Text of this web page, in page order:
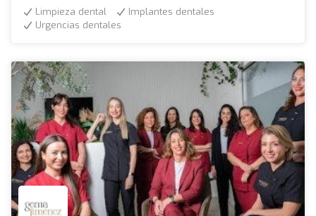
Limpieza dental
Implantes dentales
Urgencias dentales